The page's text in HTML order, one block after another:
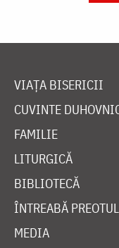
VIAȚA BISERICII
CUVINTE
FAMILIE
LITURGICĂ
BIBLIOTECĂ
ÎNTREABĂ PREOTUL
MEDIA